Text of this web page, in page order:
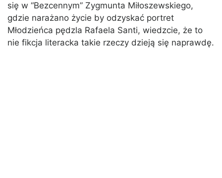
się w “Bezcennym” Zygmunta Miłoszewskiego,
gdzie narażano życie by odzyskać portret
Młodzieńca pędzla Rafaela Santi, wiedzcie, że to
nie fikcja literacka takie rzeczy dzieją się naprawdę.